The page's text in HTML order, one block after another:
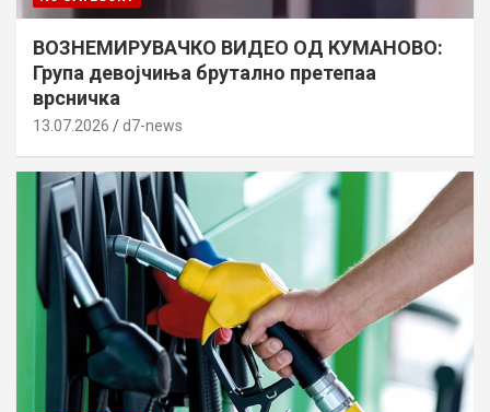
ВОЗНЕМИРУВАЧКО ВИДЕО ОД КУМАНОВО:
Група девојчиња брутално претепаа
врсничка
13.07.2026 d7-news